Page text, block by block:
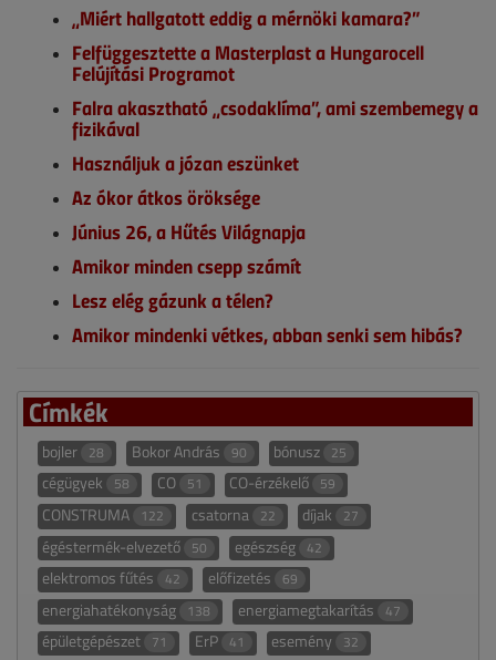
„Miért hallgatott eddig a mérnöki kamara?”
Felfüggesztette a Masterplast a Hungarocell
Felújítási Programot
Falra akasztható „csodaklíma”, ami szembemegy a
fizikával
Használjuk a józan eszünket
Az ókor átkos öröksége
Június 26, a Hűtés Világnapja
Amikor minden csepp számít
Lesz elég gázunk a télen?
Amikor mindenki vétkes, abban senki sem hibás?
Címkék
bojler 28 Bokor András 90 bónusz 25
cégügyek 58 CO 51 CO-érzékelő 59
CONSTRUMA 122 csatorna 22 díjak 27
égéstermék-elvezető 50 egészség 42
elektromos fűtés 42 előfizetés 69
energiahatékonyság 138 energiamegtakarítás 47
épületgépészet 71 ErP 41 esemény 32